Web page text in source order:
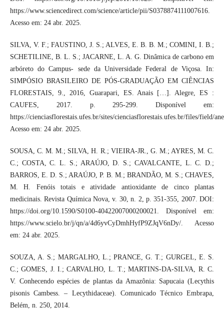
https://www.sciencedirect.com/science/article/pii/S0378874111007616.
Acesso em: 24 abr. 2025.
SILVA, V. F.; FAUSTINO, J. S.; ALVES, E. B. B. M.; COMINI, I. B.;
SCHETILINE, B. L. S.; JACARNE, L. A. G. Dinâmica de carbono em
arbóreto do Campus- sede da Universidade Federal de Viçosa. In:
SIMPÓSIO BRASILEIRO DE PÓS-GRADUAÇÃO EM CIÊNCIAS
FLORESTAIS, 9., 2016, Guarapari, ES. Anais […]. Alegre, ES :
CAUFES, 2017. p. 295-299. Disponível em:
https://cienciasflorestais.ufes.br/sites/cienciasflorestais.ufes.br/files/field/
Acesso em: 24 abr. 2025.
SOUSA, C. M. M.; SILVA, H. R.; VIEIRA-JR., G. M.; AYRES, M. C.
C.; COSTA, C. L. S.; ARAÚJO, D. S.; CAVALCANTE, L. C. D.;
BARROS, E. D. S.; ARAÚJO, P. B. M.; BRANDÃO, M. S.; CHAVES,
M. H. Fenóis totais e atividade antioxidante de cinco plantas
medicinais. Revista Química Nova, v. 30, n. 2, p. 351-355, 2007. DOI:
https://doi.org/10.1590/S0100-40422007000200021. Disponível em:
https://www.scielo.br/j/qn/a/4d6yvCyDmhHyfP9ZJqV6nDy/. Acesso
em: 24 abr. 2025.
SOUZA, A. S.; MARGALHO, L.; PRANCE, G. T.; GURGEL, E. S.
C.; GOMES, J. I.; CARVALHO, L. T.; MARTINS-DA-SILVA, R. C.
V. Conhecendo espécies de plantas da Amazônia: Sapucaia (Lecythis
pisonis Cambess. – Lecythidaceae). Comunicado Técnico Embrapa,
Belém, n. 250, 2014.